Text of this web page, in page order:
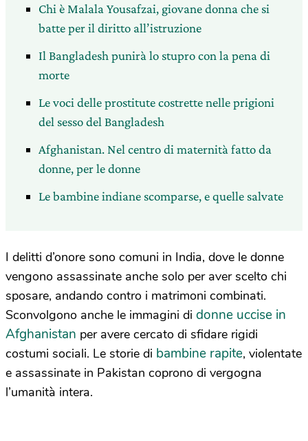
Chi è Malala Yousafzai, giovane donna che si
batte per il diritto all’istruzione
Il Bangladesh punirà lo stupro con la pena di
morte
Le voci delle prostitute costrette nelle prigioni
del sesso del Bangladesh
Afghanistan. Nel centro di maternità fatto da
donne, per le donne
Le bambine indiane scomparse, e quelle salvate
I delitti d’onore sono comuni in India, dove le donne
vengono assassinate anche solo per aver scelto chi
sposare, andando contro i matrimoni combinati.
Sconvolgono anche le immagini di donne uccise in
Afghanistan per avere cercato di sfidare rigidi
costumi sociali. Le storie di bambine rapite, violentate
e assassinate in Pakistan coprono di vergogna
l’umanità intera.